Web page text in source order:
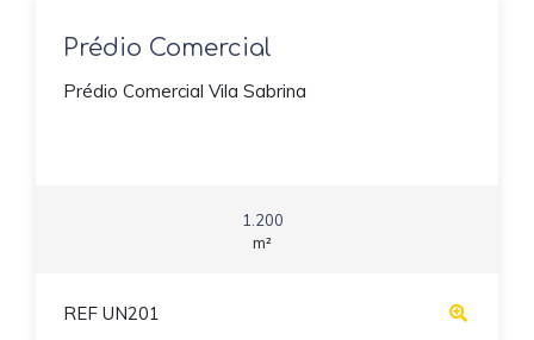
Prédio Comercial
Prédio Comercial Vila Sabrina
1.200
m²
REF UN201